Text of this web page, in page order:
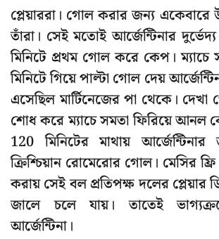
প্লেয়াররা। গোল করার জন্য
তাঁরা। সেই মতোই আর্জেন্টিনার
মিনিটে প্রথম গোল করে কেপ। ম্যাচে
মিনিটে গিয়ে পাল্টা গোল দেয়
এসেছিল মার্টিনেজের পা থেকে।
শোধ করে ম্যাচে সমতা ফিরিয়ে আনল
120 মিনিটের মাথায়
ক্রিশ্চিয়ান রোমেরোর গোল। মেসির
করায় সেই বল প্রতিপক্ষ দলের প্লেয়ার
জালে চলে যায়। তাতেই
আর্জেন্টিনা।